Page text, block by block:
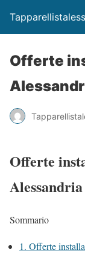
Offerte
Offerte
Alessandria
Sommario
1. Offerte